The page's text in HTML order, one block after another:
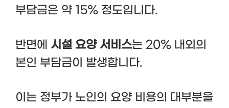
부담금은 약 15% 정도입니다.
반면에 시설 요양 서비스는 20% 내외의
본인 부담금이 발생합니다.
이는 정부가 노인의 요양 비용의 대부분을